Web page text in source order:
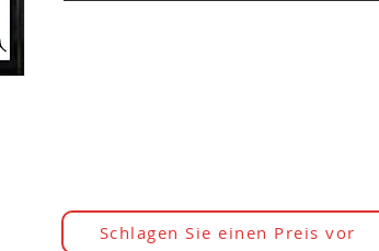
Schlagen Sie einen Preis vor